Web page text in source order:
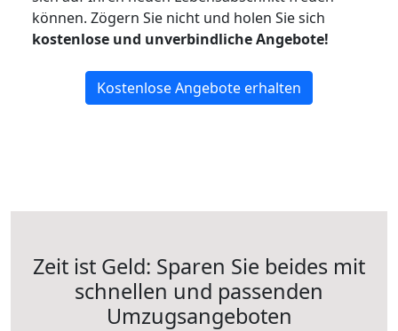
können. Zögern Sie nicht und holen Sie sich
kostenlose und unverbindliche Angebote!
Kostenlose Angebote erhalten
Zeit ist Geld: Sparen Sie beides mit
schnellen und passenden
Umzugsangeboten